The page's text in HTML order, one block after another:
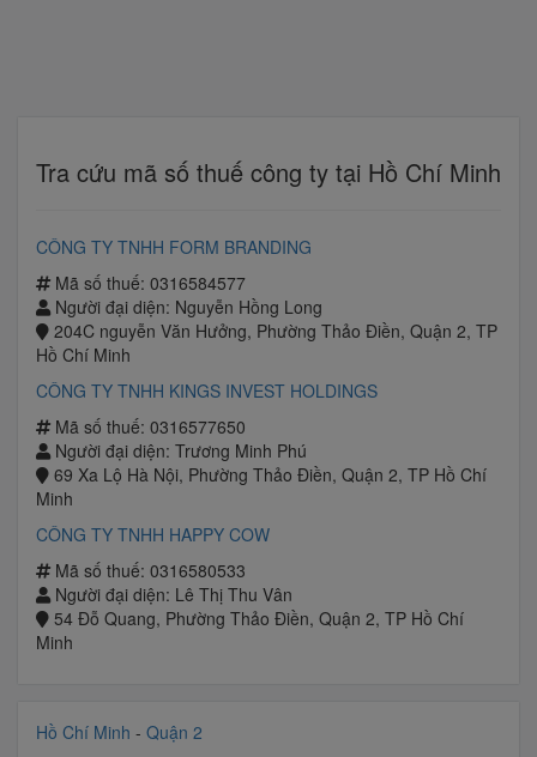
Tra cứu mã số thuế công ty tại Hồ Chí Minh
CÔNG TY TNHH FORM BRANDING
Mã số thuế: 0316584577
Người đại diện: Nguyễn Hồng Long
204C nguyễn Văn Hưởng, Phường Thảo Điền, Quận 2, TP
Hồ Chí Minh
CÔNG TY TNHH KINGS INVEST HOLDINGS
Mã số thuế: 0316577650
Người đại diện: Trương Minh Phú
69 Xa Lộ Hà Nội, Phường Thảo Điền, Quận 2, TP Hồ Chí
Minh
CÔNG TY TNHH HAPPY COW
Mã số thuế: 0316580533
Người đại diện: Lê Thị Thu Vân
54 Đỗ Quang, Phường Thảo Điền, Quận 2, TP Hồ Chí
Minh
Hồ Chí Minh - Quận 2